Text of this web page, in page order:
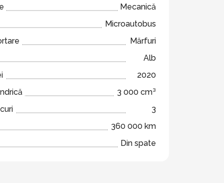
Mecanică
Microautobus
Mărfuri
Alb
2020
3 000 cm³
3
360 000 km
Din spate